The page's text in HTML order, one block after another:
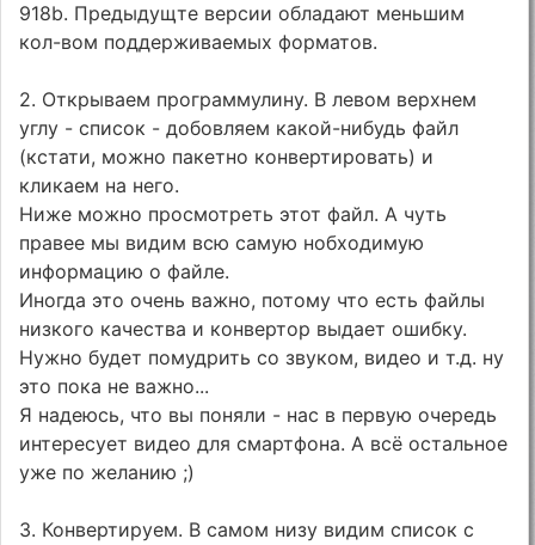
918b. Предыдущте версии обладают меньшим
кол-вом поддерживаемых форматов.
2. Открываем программулину. В левом верхнем
углу - список - добовляем какой-нибудь файл
(кстати, можно пакетно конвертировать) и
кликаем на него.
Ниже можно просмотреть этот файл. А чуть
правее мы видим всю самую нобходимую
информацию о файле.
Иногда это очень важно, потому что есть файлы
низкого качества и конвертор выдает ошибку.
Нужно будет помудрить со звуком, видео и т.д. ну
это пока не важно...
Я надеюсь, что вы поняли - нас в первую очередь
интересует видео для смартфона. А всё остальное
уже по желанию ;)
3. Конвертируем. В самом низу видим список с